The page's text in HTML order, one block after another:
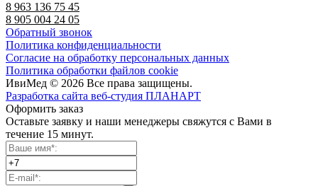
8 963 136 75 45
8 905 004 24 05
Обратный звонок
Политика конфиденциальности
Согласие на обработку персональных данных
Политика обработки файлов cookie
ИвиМед © 2026 Все права защищены.
Разработка сайта веб-студия ПЛАНАРТ
Оформить заказ
Оставьте заявку и наши менеджеры свяжутся с Вами в
течение 15 минут.